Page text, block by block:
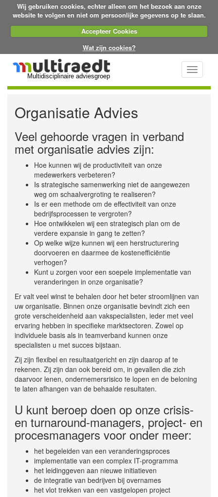
Wij gebruiken cookies, echter alleen om het bezoek aan onze
website te volgen en niet om persoonlijke gegevens op te slaan.
Accepteer Cookies
Wat zijn cookies?
Multidisciplinaire adviesgroep
Toggle
Organisatie Advies
Veel gehoorde vragen in verband
met organisatie advies zijn:
Hoe kunnen wij de productiviteit van onze
medewerkers verbeteren?
Is strategische samenwerking niet de aangewezen
weg om schaalvergroting te realiseren?
Is er een methode om de effectiviteit van onze
bedrijfsprocessen te vergroten?
Hoe ontwikkelen wij een strategisch plan om de
verdere expansie in gang te zetten?
Op welke wijze kunnen wij een herstructurering
doorvoeren en daarmee de kostenefficiëntie
verhogen?
Kunt u zorgen voor een soepele implementatie van
veranderingen in onze organisatie?
Er valt veel winst te behalen door het beter stroomlijnen van
uw organisatie. Binnen onze organisatie bevindt zich een
grote verscheidenheid aan vakspecialisten, ieder met veel
ervaring hebben in specifieke marktsectoren. Zowel op
individuele basis als in teamverband kunnen onze
specialisten u met succes bijstaan.
Zij zijn flexibel en resultaatgericht en zijn daarop af te
rekenen. Zij zijn dan ook bereid om, in gevallen die zich
daarvoor lenen, ondernemersrisico te lopen en de beloning
te laten afhangen van de behaalde resultaten.
U kunt beroep doen op onze crisis-
en turnaround-managers, project- en
procesmanagers voor onder meer:
het begeleiden van een veranderingsproces
implementatie van een complex IT-programma
het leidinggeven aan nieuwe initiatieven
de integratie van bedrijven bij overnames
het vlot trekken van een vastgelopen project